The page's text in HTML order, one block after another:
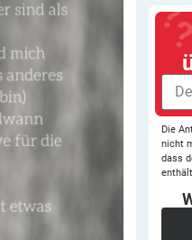
Die
nicht
dass
enthält.